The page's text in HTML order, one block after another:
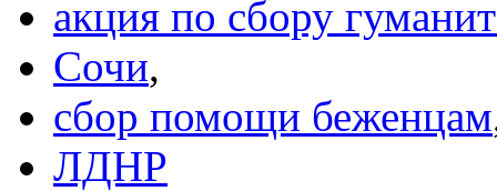
акция по сбору
Сочи,
сбор помощи беженцам
ЛДНР